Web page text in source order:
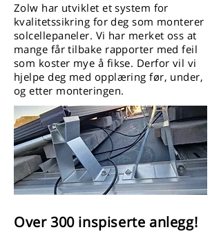
Zolw har utviklet et system for
kvalitetssikring for deg som monterer
solcellepaneler. Vi har merket oss at
mange får tilbake rapporter med feil
som koster mye å fikse. Derfor vil vi
hjelpe deg med opplæring før, under,
og etter monteringen.
Over 300 inspiserte anlegg!